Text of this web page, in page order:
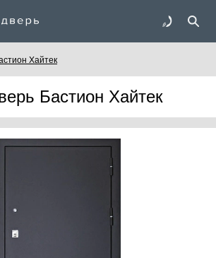
Хайтек
Бастион Хайтек